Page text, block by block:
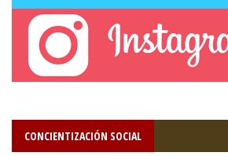
CONCIENTIZACIÓN SOCIAL